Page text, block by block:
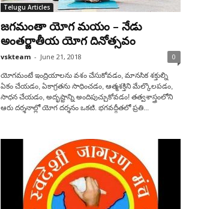
Telugu Articles
జగమంతా యోగ మయం – నేడు
అంతర్జాతీయ యోగ దినోత్సవం
vskteam - June 21, 2018 0
యోగమంటే ఇంద్రియాలను వశం చేసుకోవడం, మానసిక శక్తుల్ని
ఏకం చేయడం, ఏకాగ్రతను సాధించడం, ఆత్మశక్తిని మేల్కొలపడం,
సాధన చేయడం, అదృష్టాన్ని అందిపుచ్చుకోవడం! తత్వశాస్త్రంలోని
ఆరు దర్శనాల్లో యోగ దర్శనం ఒకటి. భగవద్గీతలో ప్రతి...